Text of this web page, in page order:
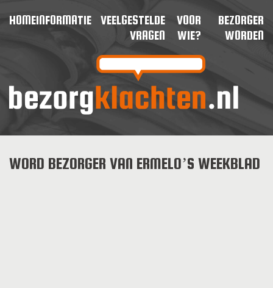
HOMEINFORMATIE
VEELGESTELDE
VRAGEN
VOOR
WIE?
BEZORGER
WORDEN
WORD BEZORGER VAN ERMELO’S WEEKBLAD